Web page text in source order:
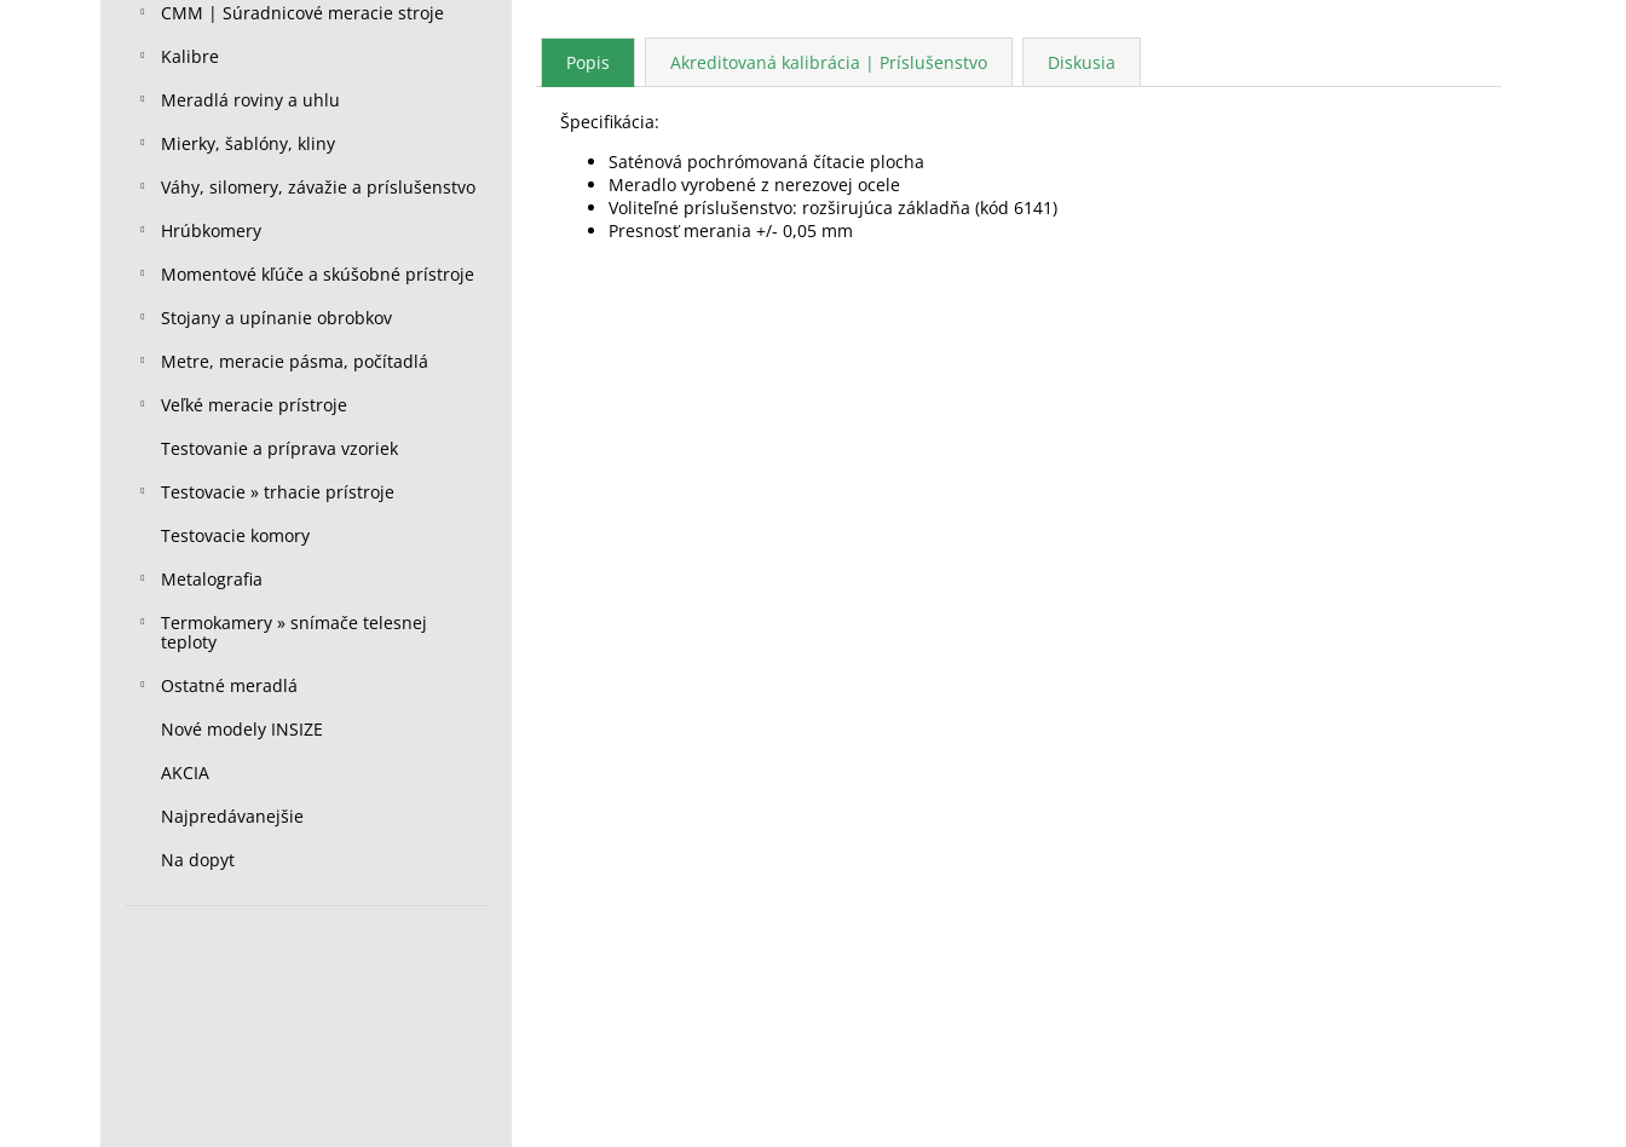
CMM | Súradnicové meracie stroje
Kalibre
Meradlá roviny a uhlu
Mierky, šablóny, kliny
Váhy, silomery, závažie a príslušenstvo
Hrúbkomery
Momentové kľúče a skúšobné prístroje
Stojany a upínanie obrobkov
Metre, meracie pásma, počítadlá
Veľké meracie prístroje
Testovanie a príprava vzoriek
Testovacie » trhacie prístroje
Testovacie komory
Metalografia
Termokamery » snímače telesnej
teploty
Ostatné meradlá
Nové modely INSIZE
AKCIA
Najpredávanejšie
Na dopyt
Popis Akreditovaná kalibrácia | Príslušenstvo Diskusia
Špecifikácia:
Saténová pochrómovaná čítacie plocha
Meradlo vyrobené z nerezovej ocele
Voliteľné príslušenstvo: rozširujúca základňa (kód 6141)
Presnosť merania +/- 0,05 mm